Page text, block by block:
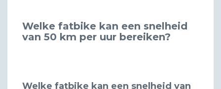
Welke fatbike kan een snelheid
van 50 km per uur bereiken?
Welke fatbike kan een snelheid van